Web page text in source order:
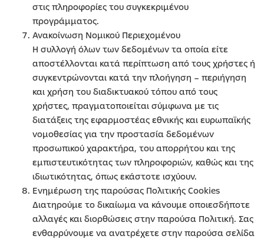
στις πληροφορίες του συγκεκριμένου
προγράμματος.
Ανακοίνωση Νομικού Περιεχομένου
Η συλλογή όλων των δεδομένων τα οποία είτε
αποστέλλονται κατά περίπτωση από τους χρήστες ή
συγκεντρώνονται κατά την πλοήγηση – περιήγηση
και χρήση του διαδικτυακού τόπου από τους
χρήστες, πραγματοποιείται σύμφωνα με τις
διατάξεις της εφαρμοστέας εθνικής και ευρωπαϊκής
νομοθεσίας για την προστασία δεδομένων
προσωπικού χαρακτήρα, του απορρήτου και της
εμπιστευτικότητας των πληροφοριών, καθώς και της
ιδιωτικότητας, όπως εκάστοτε ισχύουν.
Ενημέρωση της παρούσας Πολιτικής Cookies
Διατηρούμε το δικαίωμα να κάνουμε οποιεσδήποτε
αλλαγές και διορθώσεις στην παρούσα Πολιτική. Σας
ενθαρρύνουμε να ανατρέχετε στην παρούσα σελίδα